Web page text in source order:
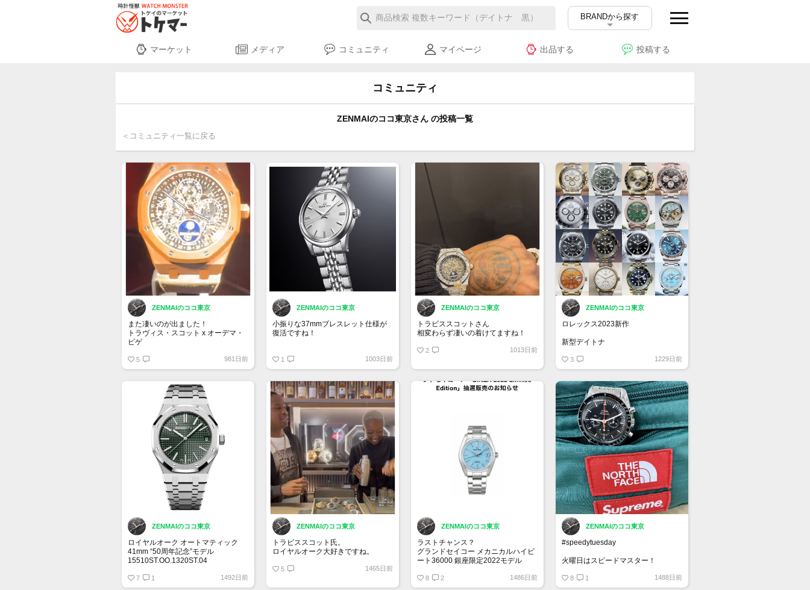
BRANDから探す
マーケット メディア コミュニティ マイページ 出品する 投稿する
コミュニティ
ZENMAIのココ東京さん の投稿一覧
＜コミュニティ一覧に戻る
ZENMAIのココ東京
また凄いのが出ました！
トラヴィス・スコット x オーデマ・
ピゲ
ロイヤルオーク パーペチュアルカレ
ンダー オープンワーク “カクタス・
5 981日前
ZENMAIのココ東京
小振りな37mmブレスレット仕様が
復活ですね！
1 1003日前
ZENMAIのココ東京
トラビススコットさん
相変わらず凄いの着けてますね！
2 1013日前
ZENMAIのココ東京
ロレックス2023新作
新型デイトナ
新作1908
新作ヨットマスター42 RLXチタン
3 1229日前
ZENMAIのココ東京
ロイヤルオーク オートマティック
41mm “50周年記念”モデル
15510ST.OO.1320ST.04
この文字盤カラーは人気がありそう
7 1 1492日前
ZENMAIのココ東京
トラビススコット氏。
ロイヤルオーク大好きですね。
5 1465日前
ZENMAIのココ東京
ラストチャンス？
グランドセイコー メカニカルハイビ
ート36000 銀座限定2022モデル
お一人さま1点限り
8 2 1486日前
ZENMAIのココ東京
#speedytuesday
火曜日はスピードマスター！
8 1 1488日前